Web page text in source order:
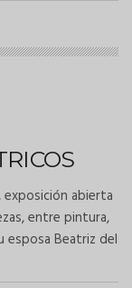
exposición abierta
entre pintura,
esposa Beatriz del